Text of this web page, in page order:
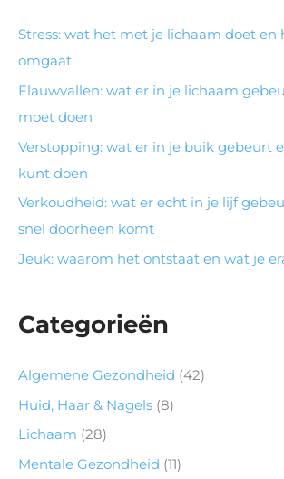
Stress: wat het met je lichaam doet en
omgaat
Flauwvallen: wat er in je lichaam
moet doen
Verstopping: wat er in je buik gebeurt
kunt doen
Verkoudheid: wat er echt in je lijf
snel doorheen komt
Jeuk: waarom het ontstaat en wat je
Categorieën
Algemene Gezondheid (42)
Huid, Haar & Nagels (8)
Lichaam (28)
Mentale Gezondheid (11)